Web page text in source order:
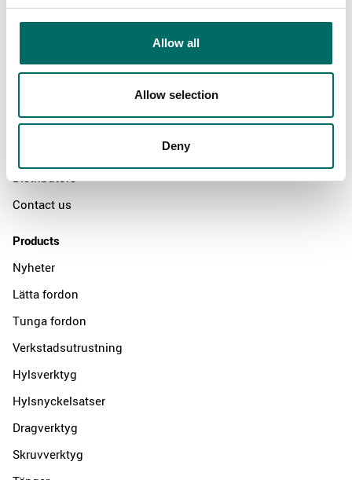
Allow all
Allow selection
Deny
About
The Kamasa Tools warranty
Distributors
Contact us
Products
Nyheter
Lätta fordon
Tunga fordon
Verkstadsutrustning
Hylsverktyg
Hylsnyckelsatser
Dragverktyg
Skruvverktyg